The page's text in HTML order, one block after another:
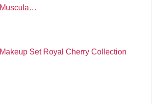
Muscula…
Makeup Set Royal Cherry Collection